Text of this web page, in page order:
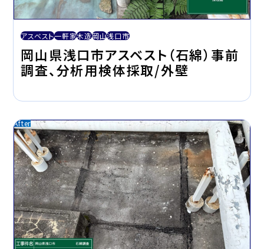
アスベスト一軒家木造岡山浅口市
岡山県浅口市アスベスト（石綿）事前
調査、分析用検体採取/外壁